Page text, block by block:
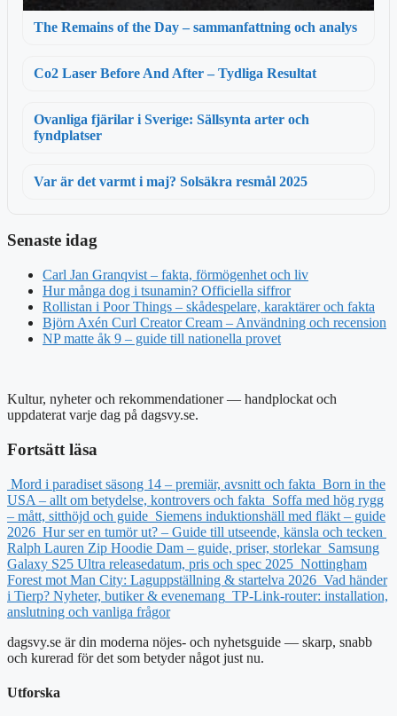
The Remains of the Day – sammanfattning och analys
Co2 Laser Before And After – Tydliga Resultat
Ovanliga fjärilar i Sverige: Sällsynta arter och
fyndplatser
Var är det varmt i maj? Solsäkra resmål 2025
Senaste idag
Carl Jan Granqvist – fakta, förmögenhet och liv
Hur många dog i tsunamin? Officiella siffror
Rollistan i Poor Things – skådespelare, karaktärer och fakta
Björn Axén Curl Creator Cream – Användning och recension
NP matte åk 9 – guide till nationella provet
Kultur, nyheter och rekommendationer — handplockat och
uppdaterat varje dag på dagsvy.se.
Fortsätt läsa
Mord i paradiset säsong 14 – premiär, avsnitt och fakta Born in the
USA – allt om betydelse, kontrovers och fakta Soffa med hög rygg
– mått, sitthöjd och guide Siemens induktionshäll med fläkt – guide
2026 Hur ser en tumör ut? – Guide till utseende, känsla och tecken
Ralph Lauren Zip Hoodie Dam – guide, priser, storlekar Samsung
Galaxy S25 Ultra releasedatum, pris och spec 2025 Nottingham
Forest mot Man City: Laguppställning & startelva 2026 Vad händer
i Tierp? Nyheter, butiker & evenemang TP-Link-router: installation,
anslutning och vanliga frågor
dagsvy.se är din moderna nöjes- och nyhetsguide — skarp, snabb
och kurerad för det som betyder något just nu.
Utforska